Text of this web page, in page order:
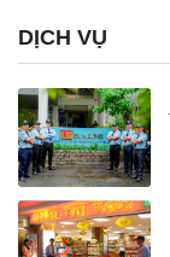
DỊCH VỤ